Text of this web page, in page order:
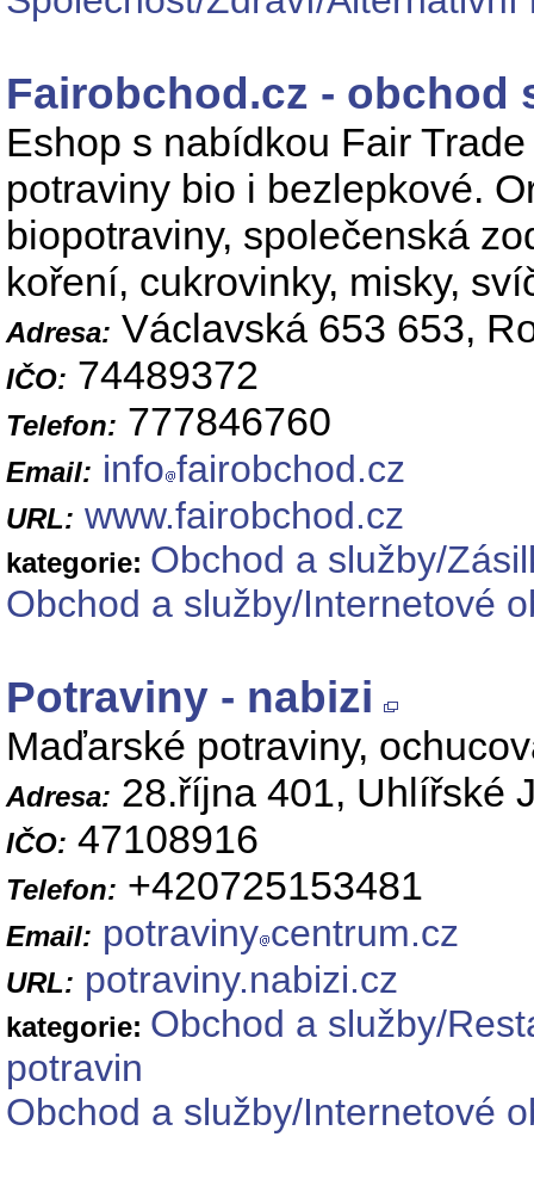
Fairobchod.cz - obchod
Eshop s nabídkou Fair
potraviny bio i bezlepkové.
biopotraviny, společenská
koření, cukrovinky, misky,
Adresa: Václavská 653 653,
IČO: 74489372
Telefon: 777846760
Email: info fairobchod.cz
URL: www.fairobchod.cz
kategorie: Obchod a služby/
Obchod a služby/Internetové
Potraviny - nabizi
Maďarské potraviny,
Adresa: 28.října 401, Uhlířské
IČO: 47108916
Telefon: +420725153481
Email: potraviny centrum.cz
URL: potraviny.nabizi.cz
kategorie: Obchod a služby/
potravin
Obchod a služby/Internetové